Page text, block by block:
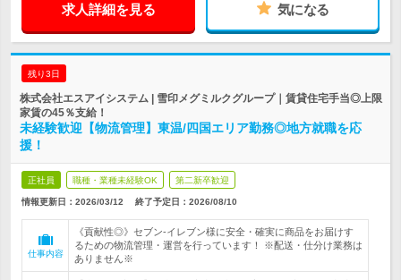
求人詳細を見る 気になる
残り3日
株式会社エスアイシステム | 雪印メグミルクグループ｜賃貸住宅手当◎上限
家賃の45％支給！
未経験歓迎【物流管理】東温/四国エリア勤務◎地方就職を応
援！
正社員 職種・業種未経験OK 第二新卒歓迎
情報更新日：2026/03/12 終了予定日： 2026/08/10
仕事内容
《貢献性◎》セブン‐イレブン様に安全・確実に商品をお届けす
るための物流管理・運営を行っています！ ※配送・仕分け業務は
ありません※